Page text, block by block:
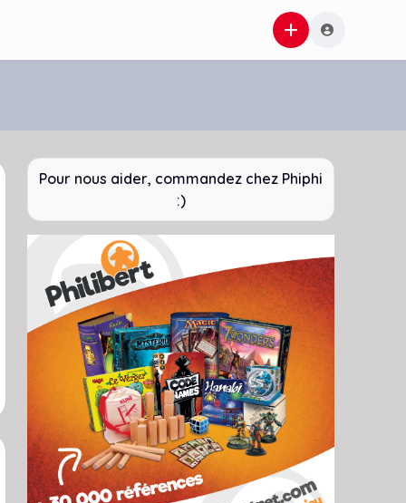
Pour nous aider, commandez chez Phiphi
:)